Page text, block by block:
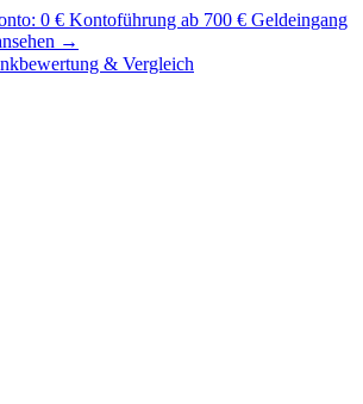
0 € Kontoführung ab 700 € Geldeingang
→
& Vergleich